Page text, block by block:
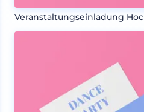
Veranstaltungseinladung